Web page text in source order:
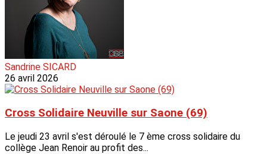
Sandrine SICARD
26 avril 2026
Cross Solidaire Neuville sur Saone (69)
Le jeudi 23 avril s'est déroulé le 7 ème cross solidaire du
collège Jean Renoir au profit des...